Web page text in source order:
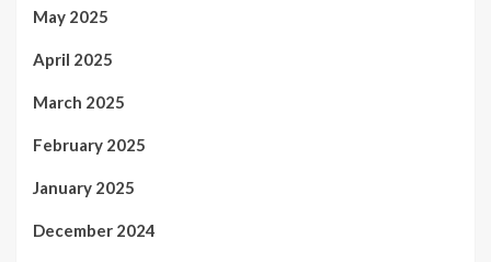
May 2025
April 2025
March 2025
February 2025
January 2025
December 2024